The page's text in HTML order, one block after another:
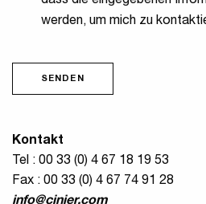
werden, um mich zu
SENDEN
Kontakt
Tel : 00 33 (0) 4 67 18 19 53
Fax : 00 33 (0) 4 67 74 91 28